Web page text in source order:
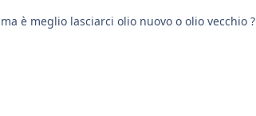
ma è meglio lasciarci olio nuovo o olio vecchio ?